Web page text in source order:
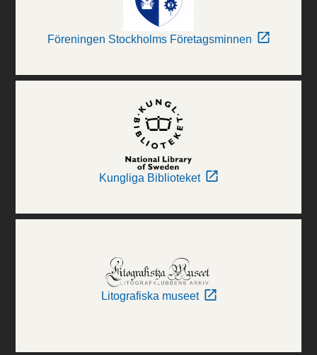
Föreningen Stockholms Företagsminnen
Kungliga Biblioteket
Litografiska museet